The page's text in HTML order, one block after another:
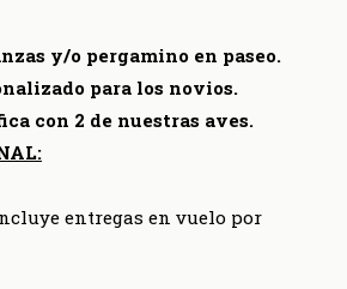
y/o pergamino en paseo.
para los novios.
con 2 de nuestras aves.
entregas en vuelo por